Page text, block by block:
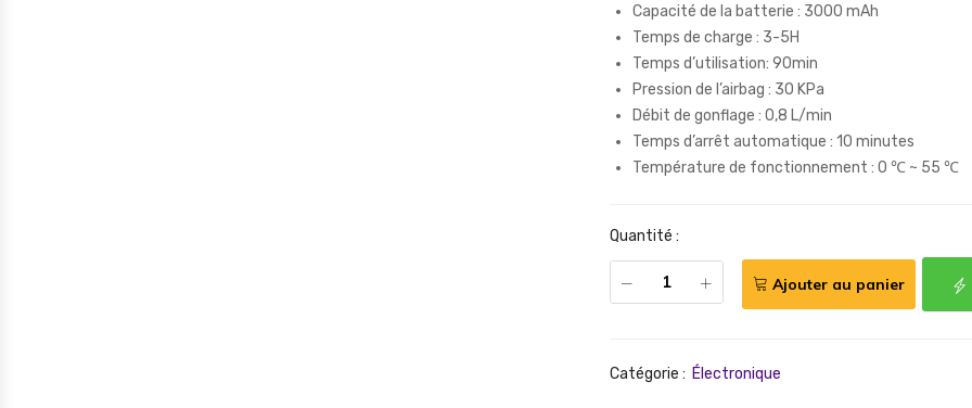
Capacité de la batterie : 3000 mAh
Temps de charge : 3-5H
Temps d’utilisation: 90min
Pression de l’airbag : 30 KPa
Débit de gonflage : 0,8 L/min
Temps d’arrêt automatique : 10 minutes
Température de fonctionnement : 0 ℃ ~ 55 ℃
Quantité :
Ajouter au panier
Catégorie : Électronique